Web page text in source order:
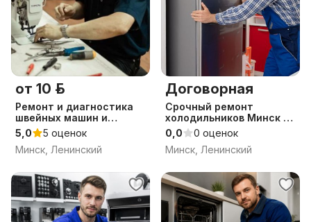
от 10 р.
Ремонт и диагностика
швейных машин и
оверлоков
5,0
5 оценок
Минск, Ленинский
Договорная
Срочный ремонт
холодильников Минск и
регионы до 50км
0,0
0 оценок
Минск, Ленинский